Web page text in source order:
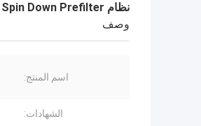
نظام BriskSpring Spin Down Prefilter للترشيح من الرواسب للمنزل بأكمله
وصف
اسم المنتج:
الشهادات: